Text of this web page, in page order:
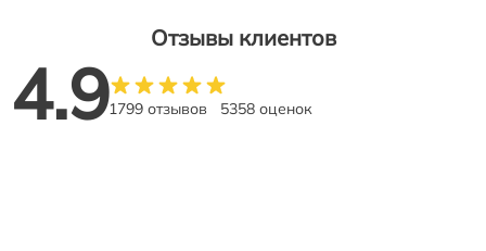
Отзывы клиентов
4.91799 отзывов 5358 оценок